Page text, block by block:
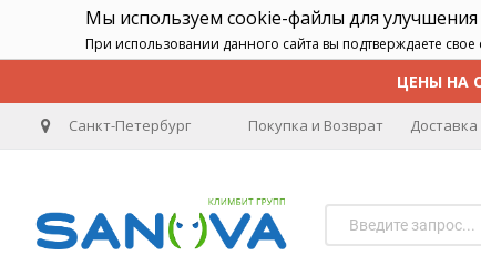
Мы используем cookie-файлы для
При использовании данного сайта вы подтверждаете
ЦЕНЫ НА
Санкт-Петербург Покупка и Возврат Доставка